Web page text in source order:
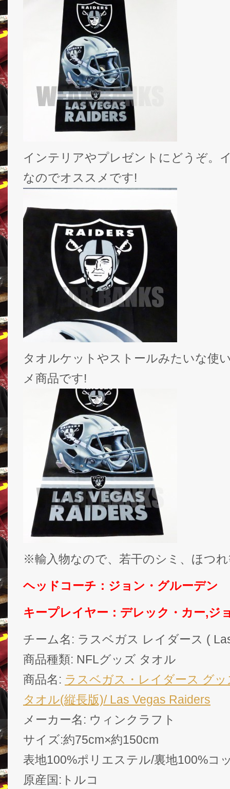
インテリアやプレゼントにどうぞ。
なのでオススメです!
タオルケットやストールみたいな使
メ商品です!
※輸入物なので、若干のシミ、ほつ
ヘッドコーチ：ジョン・グルーデン
キープレイヤー：デレック・カー,ジ
チーム名: ラスベガス レイダース (
商品種類: NFLグッズ タオル
商品名: ラスベガス・レイダース グ
タオル(縦長版)/ Las Vegas Raiders
メーカー名: ウィンクラフト
サイズ:約75cm×約150cm
表地100%ポリエステル/裏地100%コ
原産国:トルコ